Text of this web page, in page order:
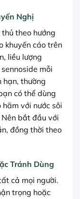
Nghị
theo hướng
khuyến cáo trên
liều lượng
mỗi
hạn, thường
có thể dùng
với nước sôi
bắt đầu với
đồng thời theo
Tránh Dùng
cả mọi người.
trọng hoặc